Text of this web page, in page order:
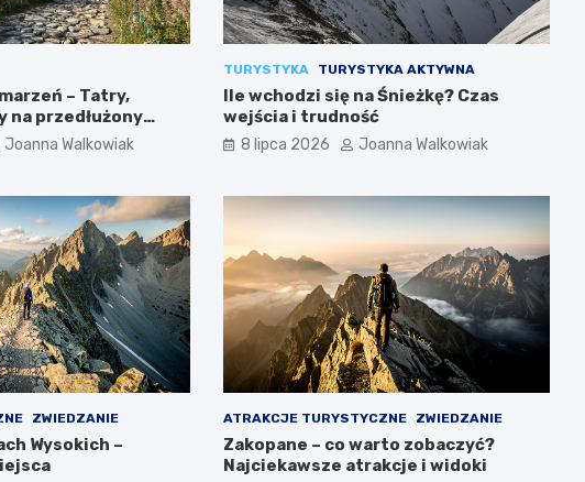
– Tatry,
na przedłużony
Joanna Walkowiak
TURYSTYKA TURYSTYKA AKTYWNA
Ile wchodzi się na Śnieżkę? Czas
wejścia i trudność
8 lipca 2026 Joanna Walkowiak
ZWIEDZANIE
Wysokich –
ATRAKCJE TURYSTYCZNE ZWIEDZANIE
Zakopane – co warto zobaczyć?
Najciekawsze atrakcje i widoki